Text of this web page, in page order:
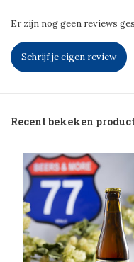
Er zijn nog geen reviews
Schrijf je eigen review
Recent bekeken